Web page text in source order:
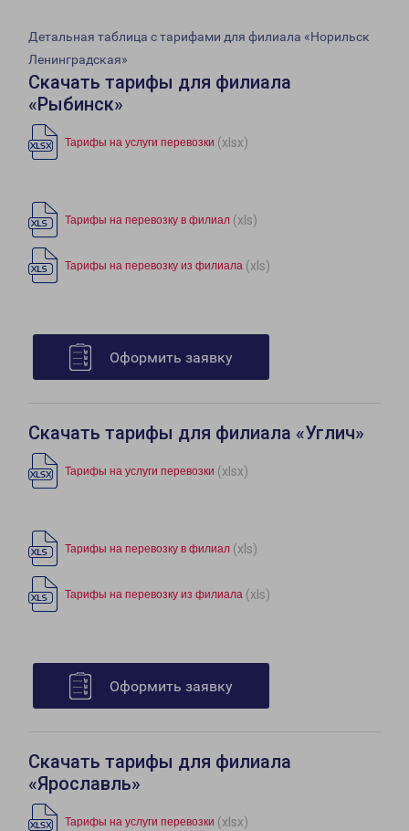
Детальная таблица с тарифами для филиала «Норильск
Ленинградская»
Скачать тарифы для филиала
«Рыбинск»
Тарифы на услуги перевозки (xlsx)
Тарифы на перевозку в филиал (xls)
Тарифы на перевозку из филиала (xls)
Оформить заявку
Скачать тарифы для филиала «Углич»
Тарифы на услуги перевозки (xlsx)
Тарифы на перевозку в филиал (xls)
Тарифы на перевозку из филиала (xls)
Оформить заявку
Скачать тарифы для филиала
«Ярославль»
Тарифы на услуги перевозки (xlsx)